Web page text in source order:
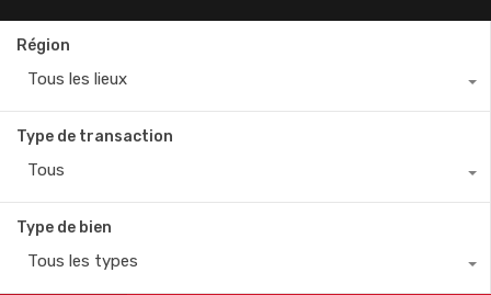
Région
Tous les lieux
Type de transaction
Tous
Type de bien
Tous les types